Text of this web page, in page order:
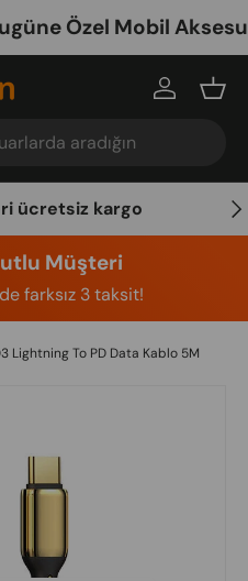
Özel Mobil
Log in
ücretsiz kargo
Müşteri
farksız 3 taksit!
Lightning To PD Data Kablo 5M